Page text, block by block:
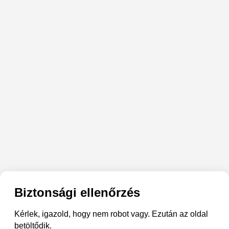
Biztonsági ellenőrzés
Kérlek, igazold, hogy nem robot vagy. Ezután az oldal
betöltődik.